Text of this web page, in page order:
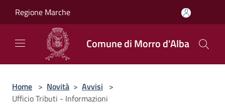
Regione Marche
Comune di Morro d'Alba
Home > Novità > Avvisi >
Ufficio Tributi - Informazioni